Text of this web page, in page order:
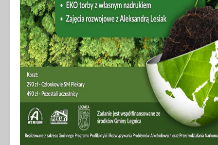
TURNIEJ W GRĘ KARCIANĄ
KOLEKCJONERSKĄ - maj 2026